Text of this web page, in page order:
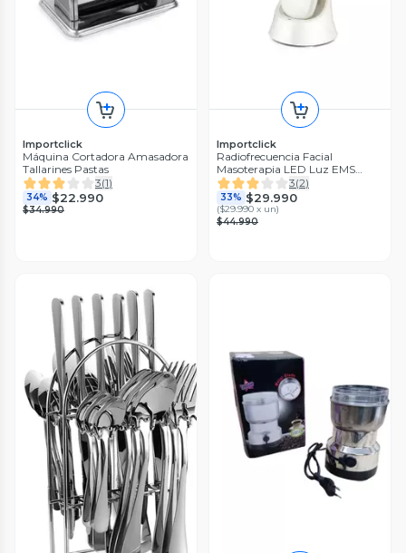
Importclick
Máquina Cortadora Amasadora
Tallarines Pastas
3(1)
34% $22.990
$34.990
Importclick
Radiofrecuencia Facial
Masoterapia LED Luz EMS
Masajeador 6 en 1
3(2)
33% $29.990
($29.990 x un)
$44.990